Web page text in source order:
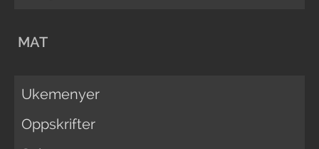
MAT
Ukemenyer
Oppskrifter